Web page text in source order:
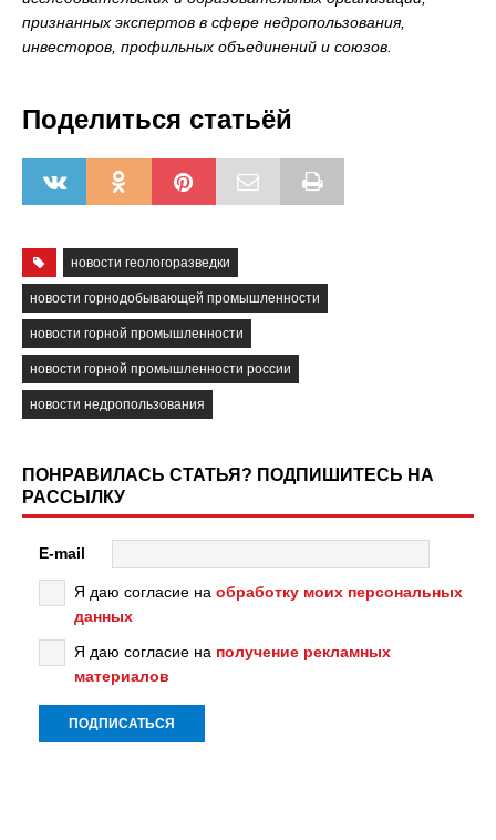
признанных экспертов в сфере недропользования,
инвесторов, профильных объединений и союзов.
Поделиться статьёй
новости геологоразведки
новости горнодобывающей промышленности
новости горной промышленности
новости горной промышленности россии
новости недропользования
ПОНРАВИЛАСЬ СТАТЬЯ? ПОДПИШИТЕСЬ НА
РАССЫЛКУ
E-mail
Я даю согласие на обработку моих персональных
данных
Я даю согласие на получение рекламных
материалов